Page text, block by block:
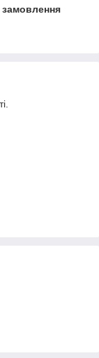
замовлення